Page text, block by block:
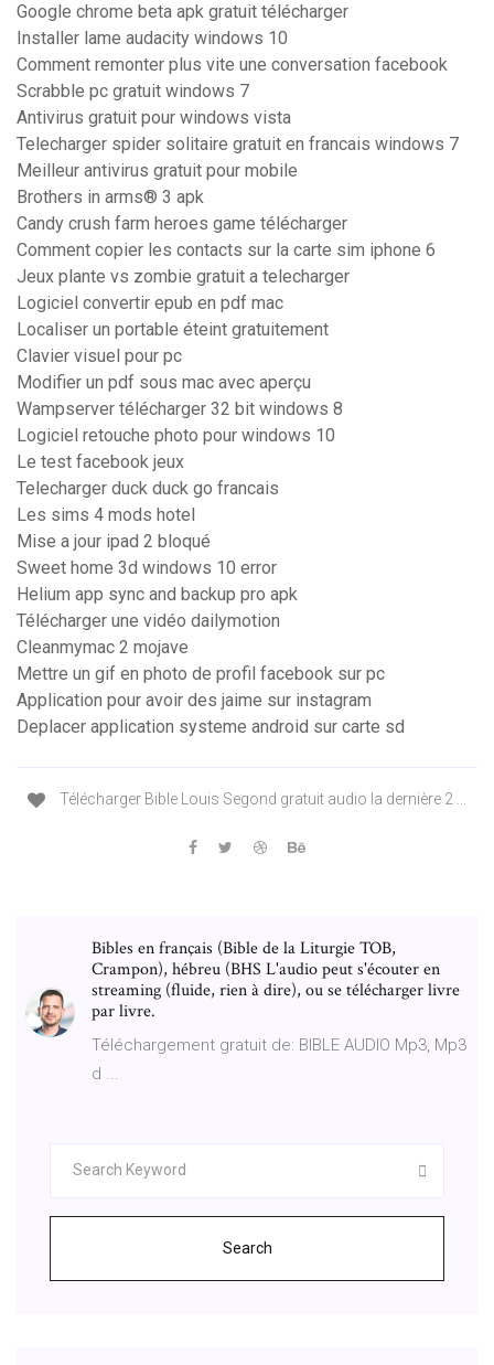
Google chrome beta apk gratuit télécharger
Installer lame audacity windows 10
Comment remonter plus vite une conversation facebook
Scrabble pc gratuit windows 7
Antivirus gratuit pour windows vista
Telecharger spider solitaire gratuit en francais windows 7
Meilleur antivirus gratuit pour mobile
Brothers in arms® 3 apk
Candy crush farm heroes game télécharger
Comment copier les contacts sur la carte sim iphone 6
Jeux plante vs zombie gratuit a telecharger
Logiciel convertir epub en pdf mac
Localiser un portable éteint gratuitement
Clavier visuel pour pc
Modifier un pdf sous mac avec aperçu
Wampserver télécharger 32 bit windows 8
Logiciel retouche photo pour windows 10
Le test facebook jeux
Telecharger duck duck go francais
Les sims 4 mods hotel
Mise a jour ipad 2 bloqué
Sweet home 3d windows 10 error
Helium app sync and backup pro apk
Télécharger une vidéo dailymotion
Cleanmymac 2 mojave
Mettre un gif en photo de profil facebook sur pc
Application pour avoir des jaime sur instagram
Deplacer application systeme android sur carte sd
Télécharger Bible Louis Segond gratuit audio la dernière 2 ...
Bibles en français (Bible de la Liturgie TOB,
Crampon), hébreu (BHS L'audio peut s'écouter en
streaming (fluide, rien à dire), ou se télécharger livre
par livre.
Téléchargement gratuit de: BIBLE AUDIO Mp3, Mp3
d ...
Search